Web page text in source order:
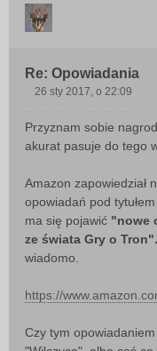
Re: Opowiadania
s
t
26 sty 2017, o 22:09
Przyznam sobie
akurat pasuje do tego
Amazon zapowiedział
opowiadań pod
ma się pojawić "nowe
ze świata Gry o Tron".
wiadomo.
https://
Czy tym